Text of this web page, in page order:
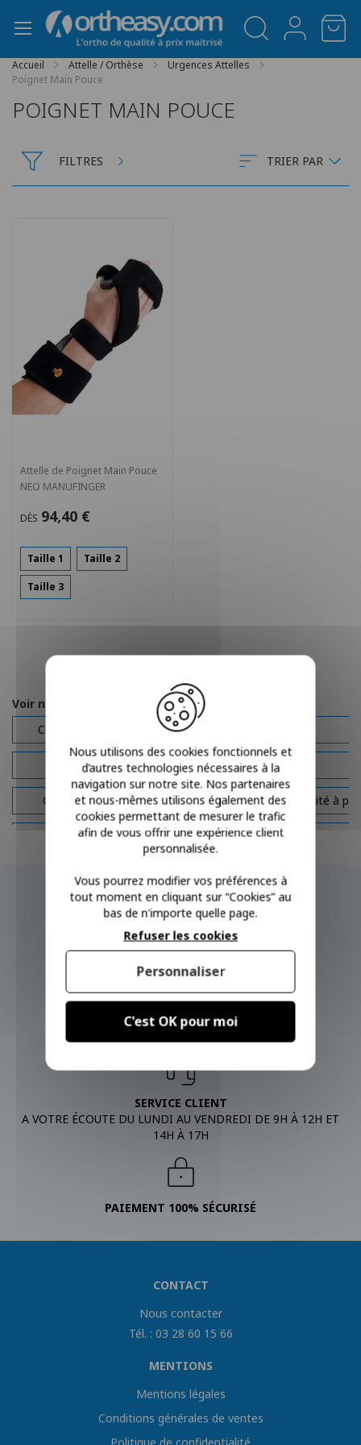
Accueil Attelle / Orthèse
Urgences Attelles
Poignet Main Pouce
POIGNET MAIN POUCE
FILTRES TRIER PAR
Attelle de Poignet Main Pouce
NEO MANUFINGER
DÈS 94,40 €
Taille 1 Taille 2
Taille 3
Voir nos autres pages :
Ceinture
Epaule
Genou Ortheasy.com - L'orthopédie de qualité à
Poignet
Pouce
LIVRAISON RAPIDE
OFFERTE DÈS 100€ EN RELAIS ET À DOMICILE
SATISFAIT OU REMBOURSÉ
SERVICE CLIENT
A VOTRE ÉCOUTE DU LUNDI AU VENDREDI DE 9H À 12H ET
14H À 17H
PAIEMENT 100% SÉCURISÉ
CONTACT
Nous contacter
Tél. : 03 28 60 15 66
MENTIONS
Mentions légales
Conditions générales de ventes
Panneau de gestion des cookies
Nous utilisons des cookies fonctionnels et
d’autres technologies nécessaires à la
navigation sur notre site. Nos partenaires
et nous-mêmes utilisons également des
cookies permettant de mesurer le trafic
afin de vous offrir une expérience client
personnalisée.
Vous pourrez modifier vos préférences à
tout moment en cliquant sur “Cookies” au
bas de n'importe quelle page.
C'est OK pour moi
Refuser les cookies
Personnaliser